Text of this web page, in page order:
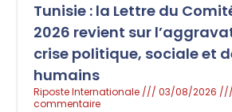
Tunisie : la Lettre du
2026 revient sur
crise politique, sociale et
humains
Riposte Internationale 03/08/2026
commentaire